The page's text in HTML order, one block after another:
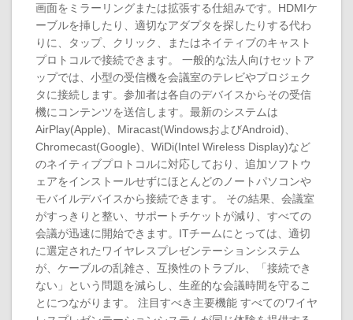
画面をミラーリングまたは拡張する仕組みです。HDMIケ
ーブルを挿したり、適切なアダプタを探したりする代わ
りに、タップ、クリック、またはネイティブのキャスト
プロトコルで接続できます。 一般的な法人向けセットア
ップでは、小型の受信機を会議室のテレビやプロジェク
タに接続します。参加者は各自のデバイスからその受信
機にコンテンツを送信します。最新のシステムは
AirPlay(Apple)、Miracast(WindowsおよびAndroid)、
Chromecast(Google)、WiDi(Intel Wireless Display)など
のネイティブプロトコルに対応しており、追加ソフトウ
ェアをインストールせずにほとんどのノートパソコンや
モバイルデバイスから接続できます。 その結果、会議室
がすっきりと整い、サポートチケットが減り、すべての
会議が迅速に開始できます。ITチームにとっては、適切
に選定されたワイヤレスプレゼンテーションシステム
が、ケーブルの乱雑さ、互換性のトラブル、「接続でき
ない」という問題を減らし、生産的な会議時間を守るこ
とにつながります。 注目すべき主要機能 すべてのワイヤ